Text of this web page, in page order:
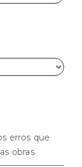
erros que
obras